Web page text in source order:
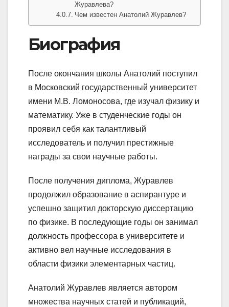
Журавлева?
Чем известен Анатолий Журавлев?
Биография
После окончания школы Анатолий поступил
в Московский государственный университет
имени М.В. Ломоносова, где изучал физику и
математику. Уже в студенческие годы он
проявил себя как талантливый
исследователь и получил престижные
награды за свои научные работы.
После получения диплома, Журавлев
продолжил образование в аспирантуре и
успешно защитил докторскую диссертацию
по физике. В последующие годы он занимал
должность профессора в университете и
активно вел научные исследования в
области физики элементарных частиц.
Анатолий Журавлев является автором
множества научных статей и публикаций,